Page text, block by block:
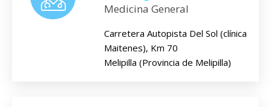
Medicina General
Carretera Autopista Del Sol (clínica
Maitenes), Km 70
Melipilla (Provincia de Melipilla)